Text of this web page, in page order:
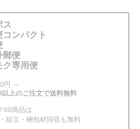
ス
コンパクト
郵便
ク専用便
円 ～
上のご注文で送料無料
60商品は
組立・梱包材回収も無料